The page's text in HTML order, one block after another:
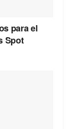
para el
Spot